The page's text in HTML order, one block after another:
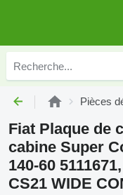
Pièces
Fiat Plaque de
cabine Super
140-60
CS21 WIDE